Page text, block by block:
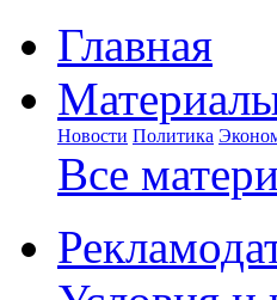
Главная
Новости Политика
Все